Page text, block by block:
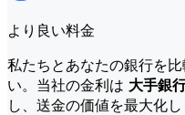
より良い料金
私たちとあなたの銀行を
い。当社の金利は 大手銀
し、送金の価値を最大化し